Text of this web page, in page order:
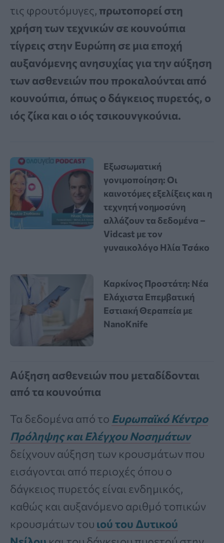
τις φρουτόμυγες, πρωτοπορεί στη
χρήση των τεχνικών σε κουνούπια
τίγρεις στην Ευρώπη σε μια εποχή
αυξανόμενης ανησυχίας για την αύξηση
των ασθενειών που προκαλούνται από
κουνούπια, όπως ο δάγκειος πυρετός, ο
ιός ζίκα και ο ιός τσικουνγκούνια.
Εξωσωματική
γονιμοποίηση: Οι
καινοτόμες εξελίξεις και η
τεχνητή νοημοσύνη
αλλάζουν τα δεδομένα –
Vidcast με τον
γυναικολόγο Ηλία Τσάκο
Καρκίνος Προστάτη: Νέα
Ελάχιστα Επεμβατική
Εστιακή Θεραπεία με
NanoKnife
Αύξηση ασθενειών που μεταδίδονται
από τα κουνούπια
Τα δεδομένα από το Ευρωπαϊκό Κέντρο
Πρόληψης και Ελέγχου Νοσημάτων
δείχνουν αύξηση των κρουσμάτων που
εισάγονται από περιοχές όπου ο
δάγκειος πυρετός είναι ενδημικός,
καθώς και αυξανόμενο αριθμό τοπικών
κρουσμάτων του ιού του Δυτικού